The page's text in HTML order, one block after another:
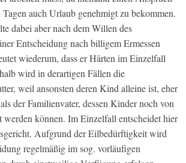
Tagen auch Urlaub genehmigt zu bekommen.
dabei aber nach dem Willen des
Entscheidung nach billigem Ermessen
wiederum, dass er Härten im Einzelfall
wird in derartigen Fällen die
weil ansonsten deren Kind alleine ist, eher
der Familienvater, dessen Kinder noch von
werden können. Im Einzelfall entscheidet hier
Aufgrund der Eilbedürftigkeit wird
regelmäßig im sog. vorläufigen